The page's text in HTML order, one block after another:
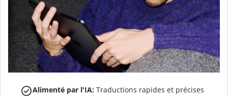
Alimenté par l'IA: Traductions rapides et précises